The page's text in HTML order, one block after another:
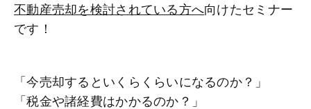
不動産売却を検討されている方へ向けたセミナー
です！
「今売却するといくらくらいになるのか？」
「税金や諸経費はかかるのか？」